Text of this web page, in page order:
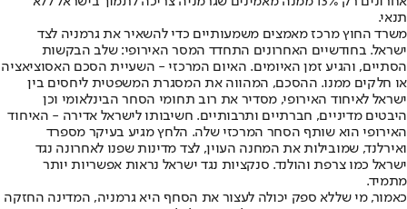
תנאי.
משרד החוץ מרכז מאמצים משמעותיים כדי להשאיר את גרמניה לצד
ישראל. בחודשיים האחרונים התחדד המסר האירופי: שלב הבקשות
הסתיים, והגיע זמן האיומים. האיום המרכזי - השעיית הסכם האסוציאציה
או חלקים ממנו. ההסכם, המהווה את המסגרת המשפטית ליחסים בין
ישראל לאיחוד האירופי, מסדיר את רוב תחומי הסחר הבינלאומי וכן
היבטים מדיניים, חברתיים ותרבותיים. חשיבותו לישראל אדירה - האיחוד
האירופי הוא שותף הסחר המרכזי שלה. הלחץ מגיע בעיקר מספרד
ואירלנד, שמובילות את המחנה העוין, לצד מדינות שפנו לאחרונה נגד
ישראל כמו צרפת והולנד. סנקציות נגד ישראל נראות אפשריות יותר
מתמיד.
כאמור, מי שללא ספק יכולה לעצור את הסחף היא גרמניה, המדינה החזקה